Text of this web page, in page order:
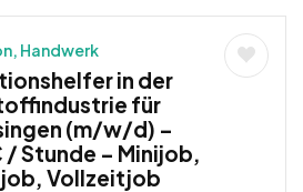
Handwerk
in der
für
(m/w/d) –
/ Stunde – Minijob,
Vollzeitjob